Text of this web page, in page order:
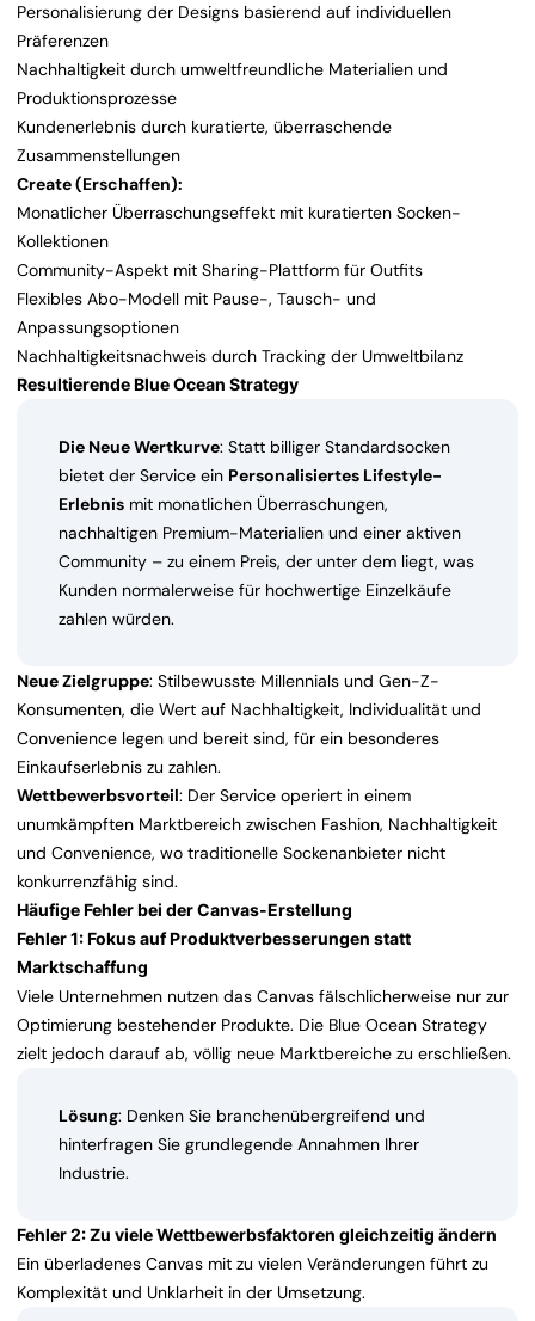
Personalisierung der Designs basierend auf individuellen
Präferenzen
Nachhaltigkeit durch umweltfreundliche Materialien und
Produktionsprozesse
Kundenerlebnis durch kuratierte, überraschende
Zusammenstellungen
Create (Erschaffen):
Monatlicher Überraschungseffekt mit kuratierten Socken-
Kollektionen
Community-Aspekt mit Sharing-Plattform für Outfits
Flexibles Abo-Modell mit Pause-, Tausch- und
Anpassungsoptionen
Nachhaltigkeitsnachweis durch Tracking der Umweltbilanz
Resultierende Blue Ocean Strategy
Die Neue Wertkurve: Statt billiger Standardsocken
bietet der Service ein Personalisiertes Lifestyle-
Erlebnis mit monatlichen Überraschungen,
nachhaltigen Premium-Materialien und einer aktiven
Community – zu einem Preis, der unter dem liegt, was
Kunden normalerweise für hochwertige Einzelkäufe
zahlen würden.
Neue Zielgruppe: Stilbewusste Millennials und Gen-Z-
Konsumenten, die Wert auf Nachhaltigkeit, Individualität und
Convenience legen und bereit sind, für ein besonderes
Einkaufserlebnis zu zahlen.
Wettbewerbsvorteil: Der Service operiert in einem
unumkämpften Marktbereich zwischen Fashion, Nachhaltigkeit
und Convenience, wo traditionelle Sockenanbieter nicht
konkurrenzfähig sind.
Häufige Fehler bei der Canvas-Erstellung
Fehler 1: Fokus auf Produktverbesserungen statt
Marktschaffung
Viele Unternehmen nutzen das Canvas fälschlicherweise nur zur
Optimierung bestehender Produkte. Die Blue Ocean Strategy
zielt jedoch darauf ab, völlig neue Marktbereiche zu erschließen.
Lösung: Denken Sie branchenübergreifend und
hinterfragen Sie grundlegende Annahmen Ihrer
Industrie.
Fehler 2: Zu viele Wettbewerbsfaktoren gleichzeitig ändern
Ein überladenes Canvas mit zu vielen Veränderungen führt zu
Komplexität und Unklarheit in der Umsetzung.